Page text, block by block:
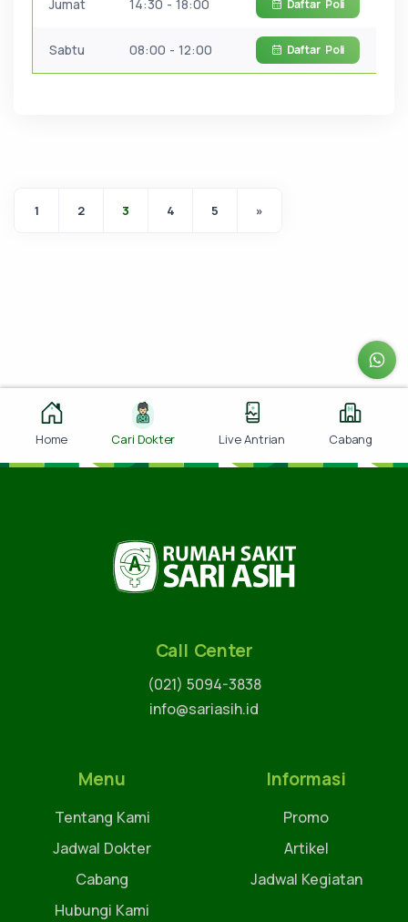
Jumat 14:30 - 18:00 Daftar Poli
Sabtu 08:00 - 12:00 Daftar Poli
1 2 3 4 5 »
Home Cari Dokter Live Antrian Cabang
Call Center
(021) 5094-3838
info@sariasih.id
Menu
Tentang Kami
Jadwal Dokter
Cabang
Hubungi Kami
Informasi
Promo
Artikel
Jadwal Kegiatan